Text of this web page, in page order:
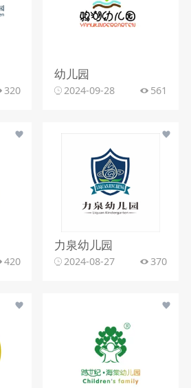
320
幼儿园
2024-09-28 561
420
力泉幼儿园
2024-08-27 370